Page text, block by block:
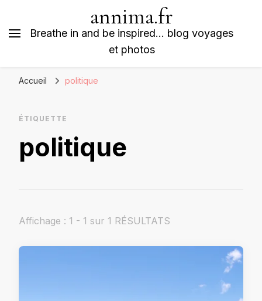
annima.fr
Breathe in and be inspired… blog voyages
et photos
Accueil politique
ÉTIQUETTE
politique
Affichage : 1 - 1 sur 1 RÉSULTATS